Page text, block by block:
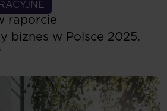
raporcie
biznes w Polsce 2025.